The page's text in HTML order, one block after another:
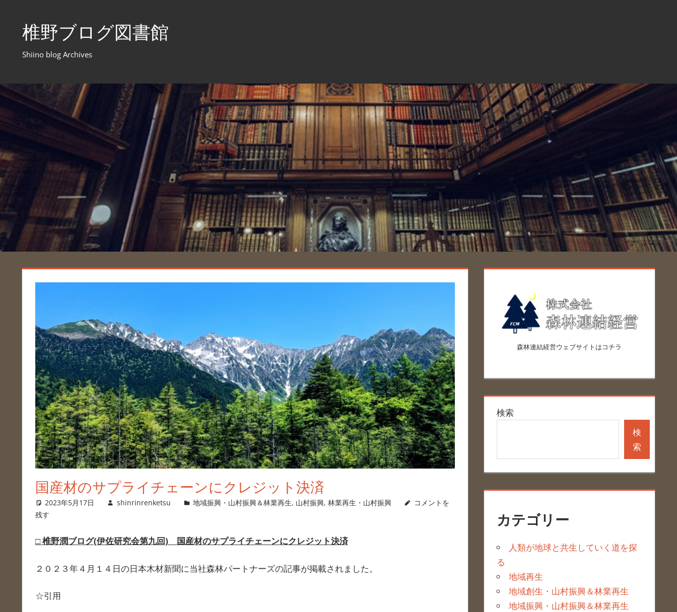
ス
キ
椎野ブログ図書館
Shiino blog Archives
国産材のサプライチェーンにクレジット決済
2023年5月17日 shinrinrenketsu 地域振興・山村振興＆林業再生, 山村振興,林業再生・山村振興
コメントを
残す
□椎野潤ブログ(伊佐研究会第九回) 国産材のサプライチェーンにクレジット決済
２０２３年４月１４日の日本木材新聞に当社森林パートナーズの記事が掲載されました。
☆引用
森林連結経営ウェブサイトはコチラ
検索
検
索
カテゴリー
人類が地球と共生していく道を探
る
地域再生
地域創生・山村振興＆林業再生
地域振興・山村振興＆林業再生